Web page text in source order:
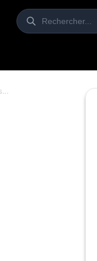
TOP 5 des Entraîneurs qui ont Révolutionné le football